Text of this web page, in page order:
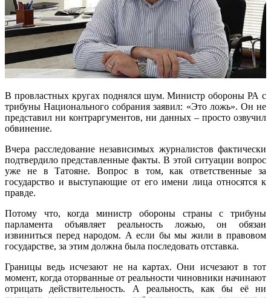
В провластных кругах поднялся шум. Министр обороны РА с
трибуны Национального собрания заявил: «Это ложь». Он не
представил ни контраргументов, ни данных – просто озвучил
обвинение.
Вчера расследование независимых журналистов фактически
подтвердило представленные факты. В этой ситуации вопрос
уже не в Татояне. Вопрос в том, как ответственные за
государство и выступающие от его имени лица относятся к
правде.
Потому что, когда министр обороны страны с трибуны
парламента объявляет реальность ложью, он обязан
извиниться перед народом. А если бы мы жили в правовом
государстве, за этим должна была последовать отставка.
Границы ведь исчезают не на картах. Они исчезают в тот
момент, когда оторванные от реальности чиновники начинают
отрицать действительность. А реальность, как бы её ни